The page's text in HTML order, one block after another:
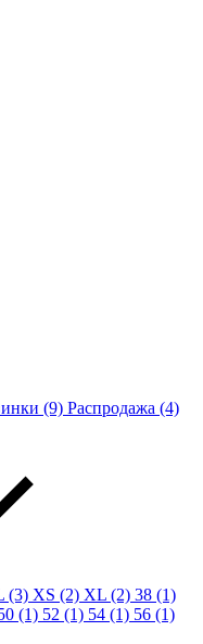
(9) Распродажа (4)
(3) XS (2) XL (2) 38 (1)
(1) 52 (1) 54 (1) 56 (1)